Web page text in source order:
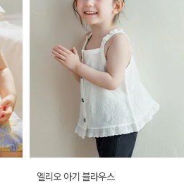
엘리오 아기 블라우스